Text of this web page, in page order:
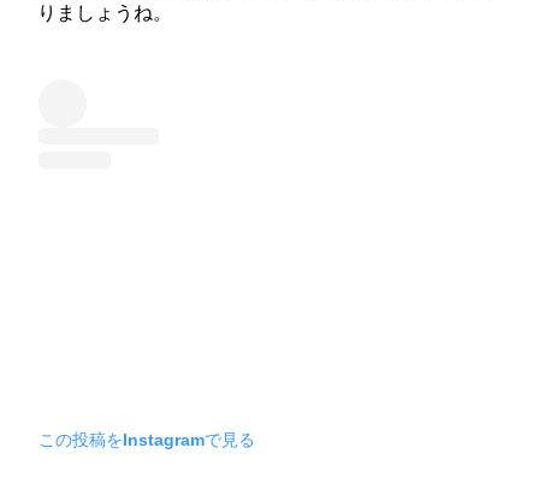
りましょうね。
この投稿をInstagramで見る